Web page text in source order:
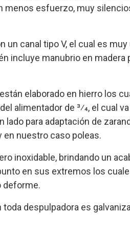
menos esfuerzo, muy
un canal tipo V, el cual es muy
incluye manubrio en madera
elaborado en hierro los
alimentador de 3⁄4, el cual
para adaptación de
en nuestro caso poleas.
inoxidable, brindando un
en sus extremos los
deforme.
toda despulpadora es